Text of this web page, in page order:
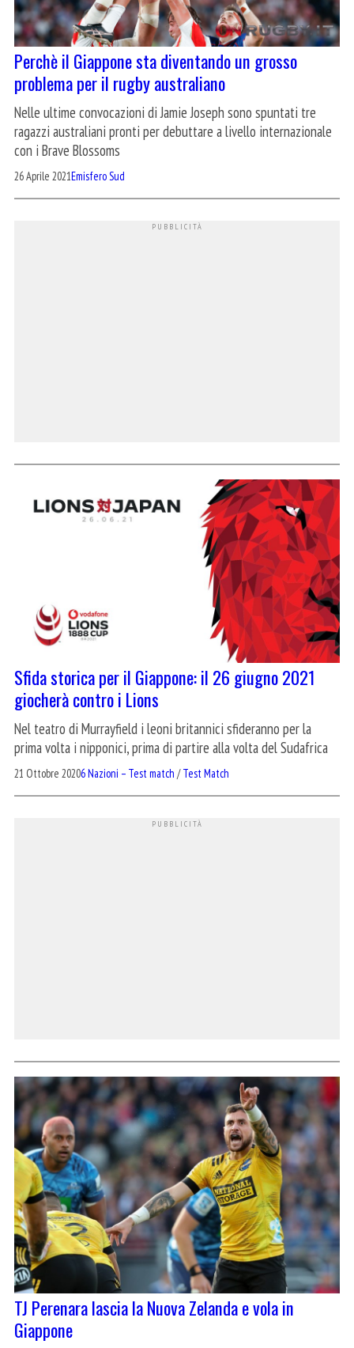
Perchè il Giappone sta diventando un grosso
problema per il rugby australiano
Nelle ultime convocazioni di Jamie Joseph sono spuntati tre
ragazzi australiani pronti per debuttare a livello internazionale
con i Brave Blossoms
26 Aprile 2021Emisfero Sud
Sfida storica per il Giappone: il 26 giugno 2021
giocherà contro i Lions
Nel teatro di Murrayfield i leoni britannici sfideranno per la
prima volta i nipponici, prima di partire alla volta del Sudafrica
21 Ottobre 20206 Nazioni – Test match /Test Match
TJ Perenara lascia la Nuova Zelanda e vola in
Giappone